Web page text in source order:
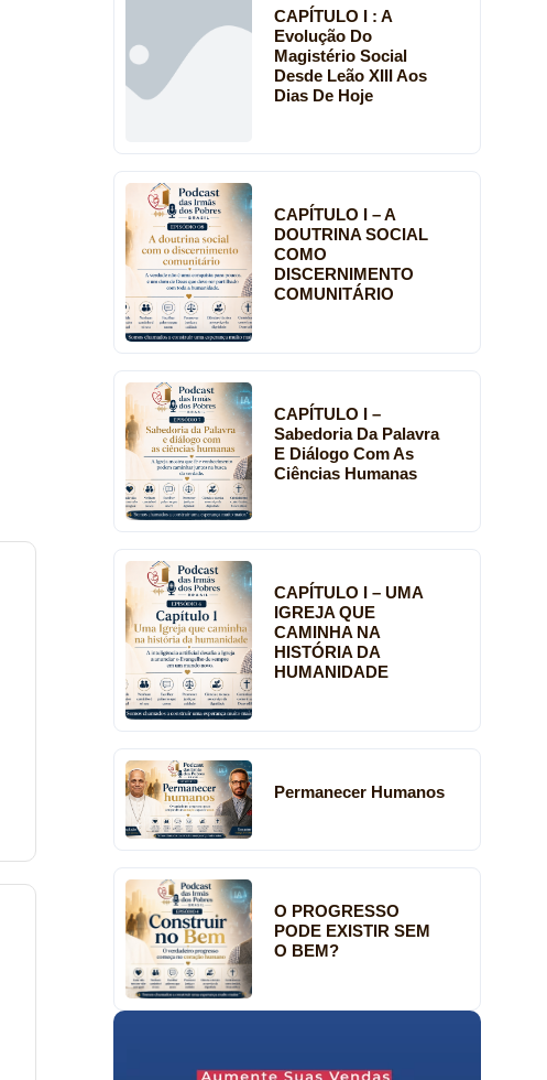
CAPÍTULO I : A
Evolução Do
Magistério Social
Desde Leão XIII Aos
Dias De Hoje
CAPÍTULO I – A
DOUTRINA SOCIAL
COMO
DISCERNIMENTO
COMUNITÁRIO
CAPÍTULO I –
Sabedoria Da Palavra
E Diálogo Com As
Ciências Humanas
CAPÍTULO I – UMA
IGREJA QUE
CAMINHA NA
HISTÓRIA DA
HUMANIDADE
Permanecer Humanos
O PROGRESSO
PODE EXISTIR SEM
O BEM?